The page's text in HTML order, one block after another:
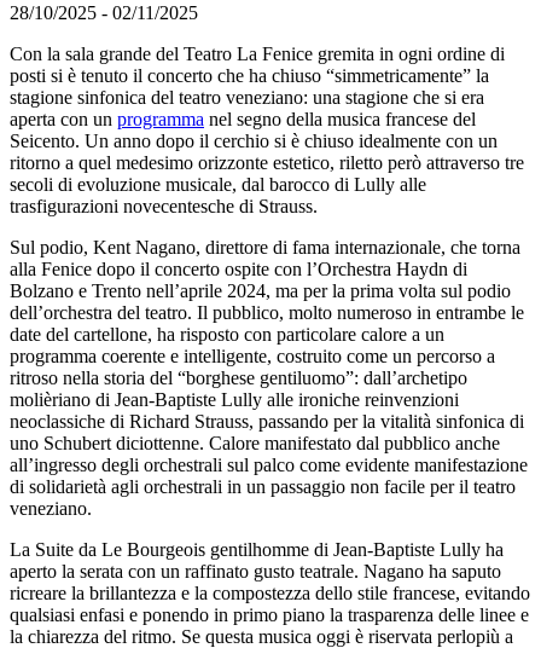
28/10/2025 - 02/11/2025
Con la sala grande del Teatro La Fenice gremita in ogni ordine di
posti si è tenuto il concerto che ha chiuso “simmetricamente” la
stagione sinfonica del teatro veneziano: una stagione che si era
aperta con un programma nel segno della musica francese del
Seicento. Un anno dopo il cerchio si è chiuso idealmente con un
ritorno a quel medesimo orizzonte estetico, riletto però attraverso tre
secoli di evoluzione musicale, dal barocco di Lully alle
trasfigurazioni novecentesche di Strauss.
Sul podio, Kent Nagano, direttore di fama internazionale, che torna
alla Fenice dopo il concerto ospite con l’Orchestra Haydn di
Bolzano e Trento nell’aprile 2024, ma per la prima volta sul podio
dell’orchestra del teatro. Il pubblico, molto numeroso in entrambe le
date del cartellone, ha risposto con particolare calore a un
programma coerente e intelligente, costruito come un percorso a
ritroso nella storia del “borghese gentiluomo”: dall’archetipo
molièriano di Jean-Baptiste Lully alle ironiche reinvenzioni
neoclassiche di Richard Strauss, passando per la vitalità sinfonica di
uno Schubert diciottenne. Calore manifestato dal pubblico anche
all’ingresso degli orchestrali sul palco come evidente manifestazione
di solidarietà agli orchestrali in un passaggio non facile per il teatro
veneziano.
La Suite da Le Bourgeois gentilhomme di Jean-Baptiste Lully ha
aperto la serata con un raffinato gusto teatrale. Nagano ha saputo
ricreare la brillantezza e la compostezza dello stile francese, evitando
qualsiasi enfasi e ponendo in primo piano la trasparenza delle linee e
la chiarezza del ritmo. Se questa musica oggi è riservata perlopiù a